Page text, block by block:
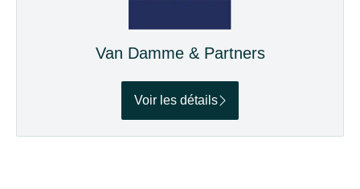
Van Damme & Partners
Voir les détails